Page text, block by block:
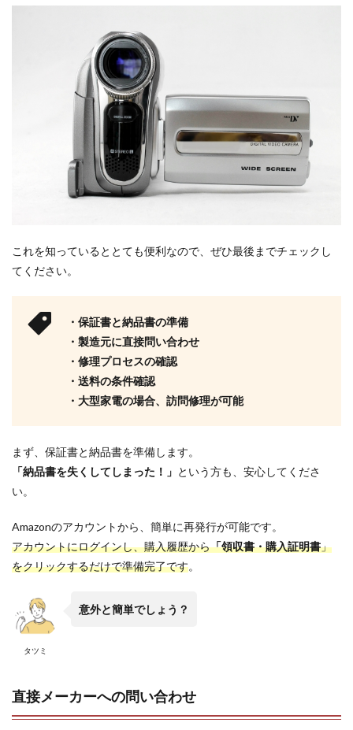
これを知っているととても便利なので、ぜひ最後までチェックし
てください。
・保証書と納品書の準備
・製造元に直接問い合わせ
・修理プロセスの確認
・送料の条件確認
・大型家電の場合、訪問修理が可能
まず、保証書と納品書を準備します。
「納品書を失くしてしまった！」 という方も、安心してくださ
い。
Amazonのアカウントから、簡単に再発行が可能です。
アカウントにログインし、購入履歴から「領収書・購入証明書」
をクリックするだけで準備完了です。
タツミ
意外と簡単でしょう？
直接メーカーへの問い合わせ